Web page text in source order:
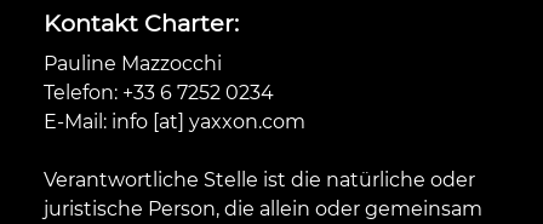
Kontakt Charter:
Pauline Mazzocchi
Telefon: +33 6 7252 0234
E-Mail: info [at] yaxxon.com
Verantwortliche Stelle ist die natürliche oder
juristische Person, die allein oder gemeinsam